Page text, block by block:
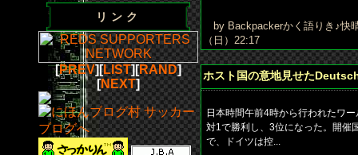
リンク
[PREV][LIST][RAND]
[NEXT]
by Backpackerかく語りき♪
（日）22:17
ホスト国の意地見せた
日本時間午前4時から行われたワ
対1で勝利し、3位になった。開催
で、ドイツは控...